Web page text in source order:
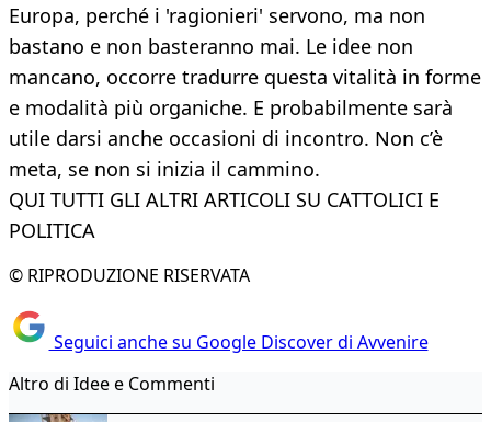
Europa, perché i 'ragionieri' servono, ma non
bastano e non basteranno mai. Le idee non
mancano, occorre tradurre questa vitalità in forme
e modalità più organiche. E probabilmente sarà
utile darsi anche occasioni di incontro. Non c’è
meta, se non si inizia il cammino.
QUI TUTTI GLI ALTRI ARTICOLI SU CATTOLICI E
POLITICA
© RIPRODUZIONE RISERVATA
Seguici anche su Google Discover di Avvenire
Altro di Idee e Commenti